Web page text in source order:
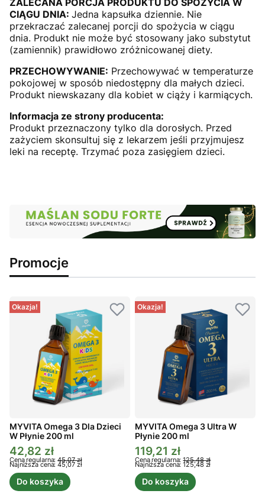
CIĄGU DNIA: Jedna kapsułka dziennie. Nie
przekraczać zalecanej porcji do spożycia w ciągu
dnia. Produkt nie może być stosowany jako substytut
(zamiennik) prawidłowo zróżnicowanej diety.
PRZECHOWYWANIE: Przechowywać w temperaturze
pokojowej w sposób niedostępny dla małych dzieci.
Produkt niewskazany dla kobiet w ciąży i karmiących.
Informacja ze strony producenta:
Produkt przeznaczony tylko dla dorosłych. Przed
zażyciem skonsultuj się z lekarzem jeśli przyjmujesz
leki na receptę. Trzymać poza zasięgiem dzieci.
Promocje
Okazja!
MYVITA Omega 3 Dla Dzieci
W Płynie 200 ml
Cena promocyjna
42,82 zł
Cena regularna: 45,07 zł
Najniższa cena: 45,07 zł
Do koszyka
Okazja!
MYVITA Omega 3 Ultra W
Płynie 200 ml
Cena promocyjna
119,21 zł
Cena regularna: 125,48 zł
Najniższa cena: 125,48 zł
Do koszyka